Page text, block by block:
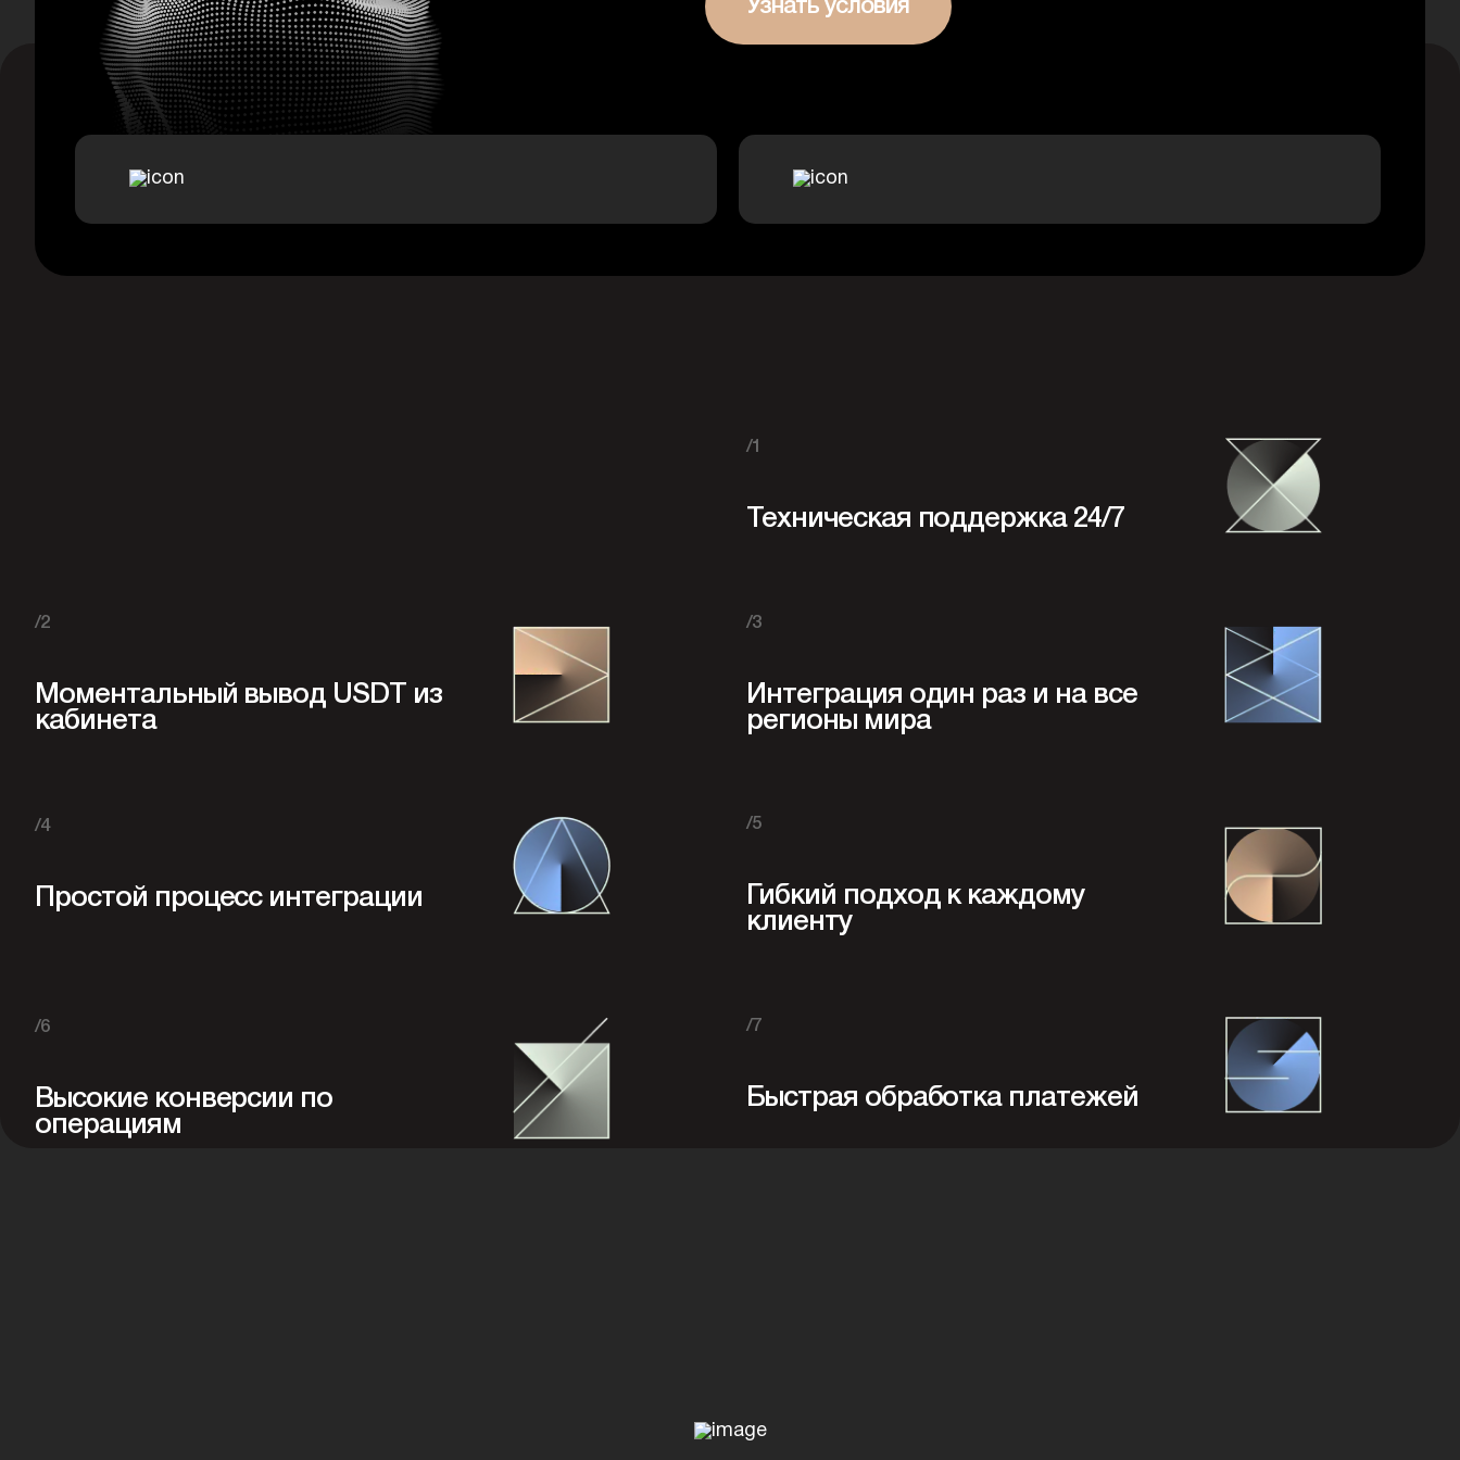
Узнать условия
/1
Техническая поддержка 24/7
/2
Моментальный вывод USDT из
кабинета
/3
Интеграция один раз и на все
регионы мира
/4
Простой процесс интеграции
/5
Гибкий подход к каждому
клиенту
/6
Высокие конверсии по
операциям
/7
Быстрая обработка платежей